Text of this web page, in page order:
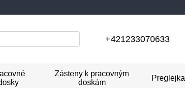
+421233070633
Zásteny k pracovným
doskám
Preglejka